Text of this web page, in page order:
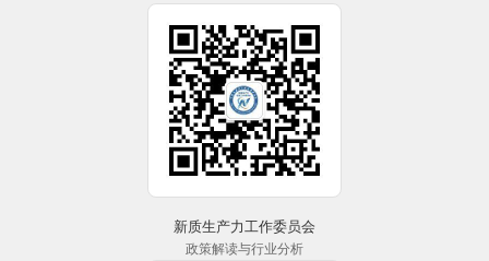
新质生产力工作委员会
政策解读与行业分析